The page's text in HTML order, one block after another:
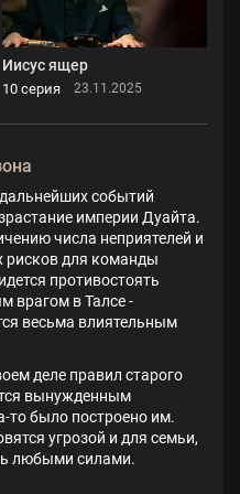
Иисус ящер
10 серия 23.11.2025
событий
империи Дуайта.
числа неприятелей и
рисков для команды
противостоять
врагом в Талсе -
весьма влиятельным
деле правил старого
вынужденным
то было построено им.
угрозой и для семьи,
любыми силами.